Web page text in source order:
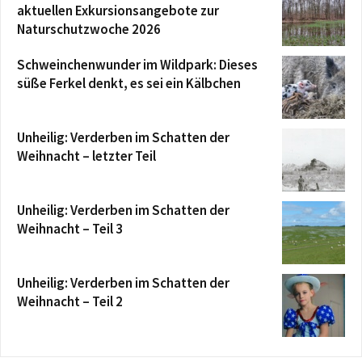
aktuellen Exkursionsangebote zur
Naturschutzwoche 2026
Schweinchenwunder im Wildpark: Dieses
süße Ferkel denkt, es sei ein Kälbchen
Unheilig: Verderben im Schatten der
Weihnacht – letzter Teil
Unheilig: Verderben im Schatten der
Weihnacht – Teil 3
Unheilig: Verderben im Schatten der
Weihnacht – Teil 2